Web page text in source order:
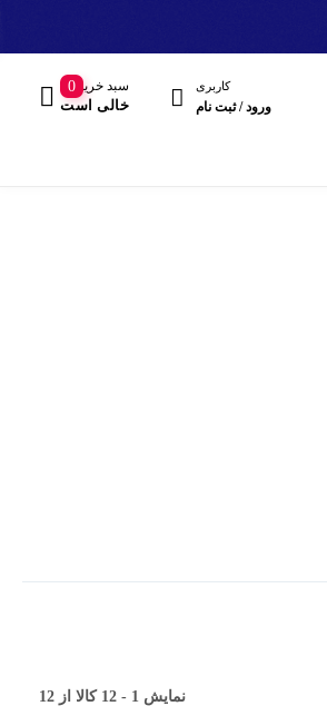
کاربری
ورود / ثبت نام
سبد خرید
خالی است
0
نمایش 1
-
12 کالا از 12